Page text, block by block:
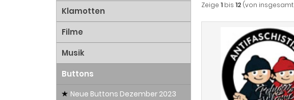
Zeige 1 bis 12 (von insgesamt
Klamotten
Filme
Musik
Buttons
Neue Buttons Dezember 2023